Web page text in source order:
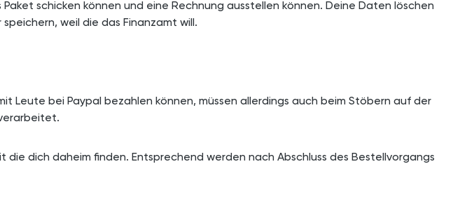
schicken können und eine Rechnung ausstellen können. Deine Daten löschen
weil die das Finanzamt will.
Leute bei Paypal bezahlen können, müssen allerdings auch beim Stöbern auf der
dich daheim finden. Entsprechend werden nach Abschluss des Bestellvorgangs